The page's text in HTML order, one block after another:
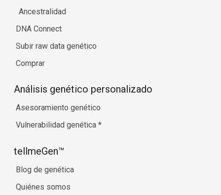
Ancestralidad
DNA Connect
Subir raw data genético
Comprar
Análisis genético personalizado
Asesoramiento genético
Vulnerabilidad genética *
tellmeGen™
Blog de genética
Quiénes somos